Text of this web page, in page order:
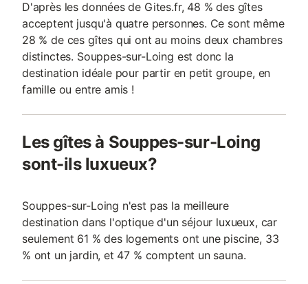
D'après les données de Gites.fr, 48 % des gîtes
acceptent jusqu'à quatre personnes. Ce sont même
28 % de ces gîtes qui ont au moins deux chambres
distinctes. Souppes-sur-Loing est donc la
destination idéale pour partir en petit groupe, en
famille ou entre amis !
Les gîtes à Souppes-sur-Loing
sont-ils luxueux?
Souppes-sur-Loing n'est pas la meilleure
destination dans l'optique d'un séjour luxueux, car
seulement 61 % des logements ont une piscine, 33
% ont un jardin, et 47 % comptent un sauna.